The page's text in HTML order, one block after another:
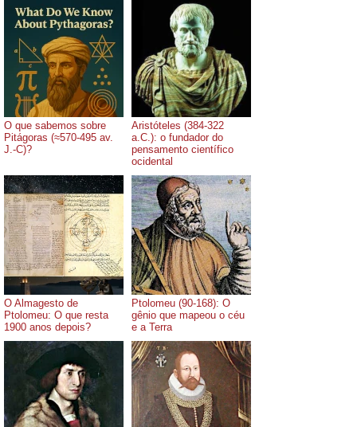
O que sabemos sobre
Pitágoras (≈570-495 av.
J.-C)?
Aristóteles (384-322
a.C.): o fundador do
pensamento científico
ocidental
O Almagesto de
Ptolomeu: O que resta
1900 anos depois?
Ptolomeu (90-168): O
gênio que mapeou o céu
e a Terra